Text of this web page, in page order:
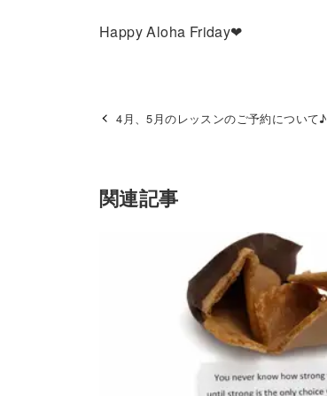
Happy Aloha Friday❤
4月、5月のレッスンのご予約について♪
関連記事